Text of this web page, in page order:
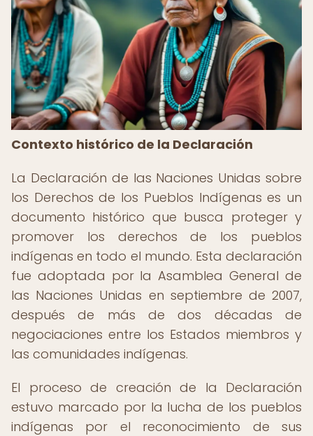
Contexto histórico de la Declaración
La Declaración de las Naciones Unidas sobre
los Derechos de los Pueblos Indígenas es un
documento histórico que busca proteger y
promover los derechos de los pueblos
indígenas en todo el mundo. Esta declaración
fue adoptada por la Asamblea General de
las Naciones Unidas en septiembre de 2007,
después de más de dos décadas de
negociaciones entre los Estados miembros y
las comunidades indígenas.
El proceso de creación de la Declaración
estuvo marcado por la lucha de los pueblos
indígenas por el reconocimiento de sus